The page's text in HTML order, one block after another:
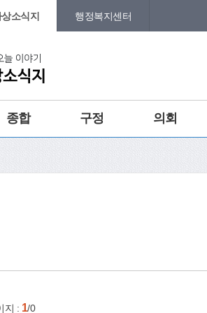
소식지 행정복지센터
종합 구정 의회
지 : 1/0